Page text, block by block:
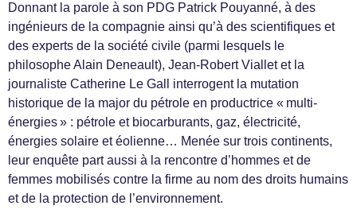
Donnant la parole à son PDG Patrick Pouyanné, à des
ingénieurs de la compagnie ainsi qu’à des scientifiques et
des experts de la société civile (parmi lesquels le
philosophe Alain Deneault), Jean-Robert Viallet et la
journaliste Catherine Le Gall interrogent la mutation
historique de la major du pétrole en productrice « multi-
énergies » : pétrole et biocarburants, gaz, électricité,
énergies solaire et éolienne… Menée sur trois continents,
leur enquête part aussi à la rencontre d’hommes et de
femmes mobilisés contre la firme au nom des droits humains
et de la protection de l’environnement.